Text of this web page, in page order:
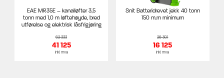
EAE MR35E – kanalløfter 3,5
tonn med 1,0 m løftehøyde, bred
utførelse og elektrisk låsfrigjøring
62 333
41 125
inkl mva
Snit Batteridrevet jekk 40 tonn
150 m.m minimum
26 301
16 125
inkl mva